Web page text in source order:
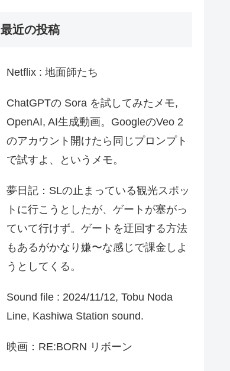
最近の投稿
Netflix : 地面師たち
ChatGPTの Sora を試してみたメモ,
OpenAI, AI生成動画。GoogleのVeo 2
のアカウント開けたら同じプロンプト
で試すよ、というメモ。
夢日記：SLの止まっている観光スポッ
トに行こうとしたが、ゲートが塞がっ
ていて行けず。ゲートを迂回する方法
もあるがかなり嫌〜な感じで課金しよ
うとしてくる。
Sound file : 2024/11/12, Tobu Noda
Line, Kashiwa Station sound.
映画：RE:BORN リボーン